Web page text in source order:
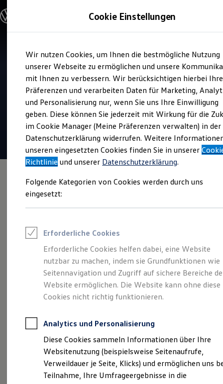
Hauptinhalt
springen
Footer
springen
Modelle und Konfigurator
Modelle vergleichen
Elektroautos
ENERGY Sondermodelle
Nutzfahrzeuge
SUV und CUV
Familienautos
Kombis
Kompaktwagen
Sportwagen
Schnell verfügbare Fahrzeuge
Angebote und Produkte
Aktuelle Angebote
E-Auto-Förderung
Volkswagen Marktplatz
Junge Gebrauchtwagen und Gebrauchtwagen
Volkswagen Zertifizierte Gebrauchtwagen
Zubehör- und Serviceangebote
Leasing
Leasing-Angebote
Gebrauchtwagen Leasing
Junge Gebrauchtwagen-Leasing
Elektroauto Leasing
Kleinwagen-Leasing
Leasing ohne Anzahlung
Finanzierung
Kfz-Versicherung
Restschuldversicherungen
Garantien
Wartungsverträge
Geschäftskunden
Professional Class bei Volkswagen
Großkunden
Verkauf und Service
Autohaus Albertsmeyer
Nordhausen
4.7| 143 Bewertungen
Angebot gültig bis 30.09.2026 Privatkunden
Sommer gut, Rate noch besser.
Mehr Leistung für Ihr Budget: Ihr Traum-
Verbrenner zu eiskalt kalkulierten Leasingraten.
Details ansehen
Cookie Einstellungen
Wir nutzen Cookies, um Ihnen die bestmögliche Nutzung
unserer Webseite zu ermöglichen und unsere
mit Ihnen zu verbessern. Wir berücksichtigen hierbei Ihre
Präferenzen und verarbeiten Daten für Marketing,
und Personalisierung nur, wenn Sie uns Ihre Einwilligung
geben. Diese können Sie jederzeit mit Wirkung für die
im Cookie Manager (Meine Präferenzen verwalten) in der
Datenschutzerklärung widerrufen. Weitere
unseren eingesetzten Cookies finden Sie in unserer
Richtlinie und unserer Datenschutzerklärung.
Folgende Kategorien von Cookies werden durch uns
eingesetzt:
Erforderliche Cookies
Erforderliche Cookies helfen dabei, eine Website
nutzbar zu machen, indem sie Grundfunktionen wie
Seitennavigation und Zugriff auf sichere Bereiche
Website ermöglichen. Die Website kann ohne diese
Cookies nicht richtig funktionieren.
Analytics und Personalisierung
Diese Cookies sammeln Informationen über Ihre
Websitenutzung (beispielsweise Seitenaufrufe,
Verweildauer je Seite, Klicks) und ermöglichen uns
Teilnahme, Ihre Umfrageergebnisse in die